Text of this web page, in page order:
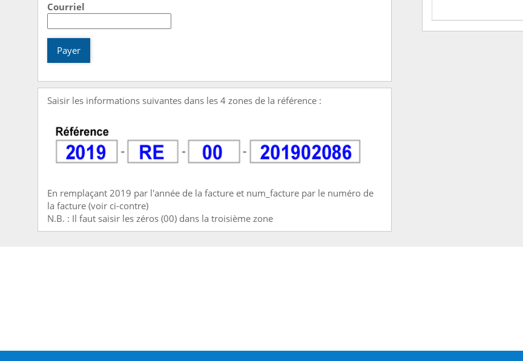
Courriel
Payer
Saisir les informations suivantes dans les 4 zones de la référence :
En remplaçant 2019 par l'année de la facture et num_facture par le numéro de
la facture (voir ci-contre)
N.B. : Il faut saisir les zéros (00) dans la troisième zone